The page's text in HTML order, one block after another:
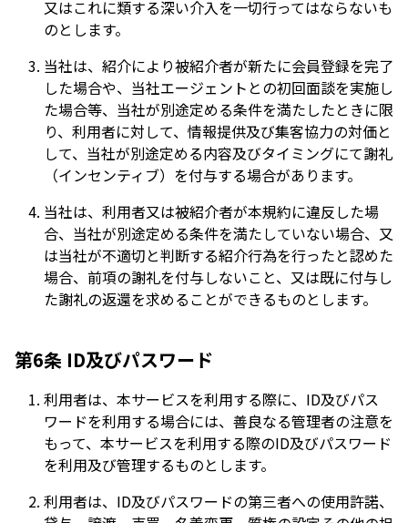
又はこれに類する深い介入を一切行ってはならないも
のとします。
当社は、紹介により被紹介者が新たに会員登録を完了
した場合や、当社エージェントとの初回面談を実施し
た場合等、当社が別途定める条件を満たしたときに限
り、利用者に対して、情報提供及び集客協力の対価と
して、当社が別途定める内容及びタイミングにて謝礼
（インセンティブ）を付与する場合があります。
当社は、利用者又は被紹介者が本規約に違反した場
合、当社が別途定める条件を満たしていない場合、又
は当社が不適切と判断する紹介行為を行ったと認めた
場合、前項の謝礼を付与しないこと、又は既に付与し
た謝礼の返還を求めることができるものとします。
第6条 ID及びパスワード
利用者は、本サービスを利用する際に、ID及びパス
ワードを利用する場合には、善良なる管理者の注意を
もって、本サービスを利用する際のID及びパスワード
を利用及び管理するものとします。
利用者は、ID及びパスワードの第三者への使用許諾、